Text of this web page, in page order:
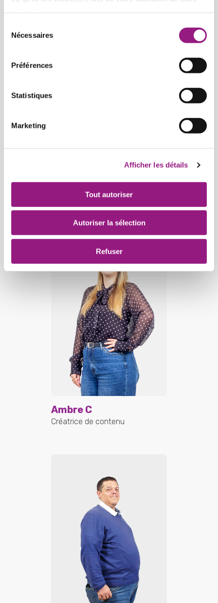
Nécessaires
Préférences
Statistiques
Marketing
Afficher les détails
Tout autoriser
Autoriser la sélection
Refuser
Joshua E
Chargé de communication
Ambre C
Créatrice de contenu